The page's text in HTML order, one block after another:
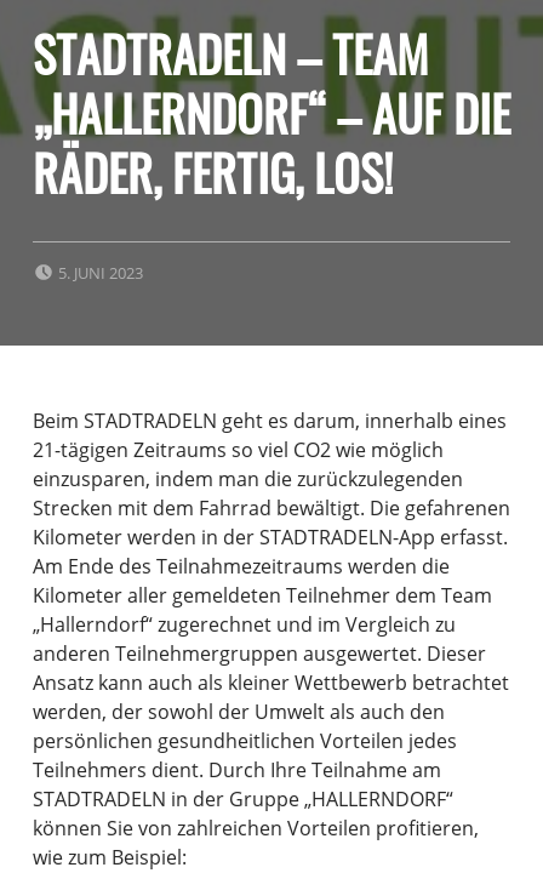
STADTRADELN – TEAM
„HALLERNDORF“ – AUF DIE
RÄDER, FERTIG, LOS!
5. JUNI 2023
Beim STADTRADELN geht es darum, innerhalb eines
21-tägigen Zeitraums so viel CO2 wie möglich
einzusparen, indem man die zurückzulegenden
Strecken mit dem Fahrrad bewältigt. Die gefahrenen
Kilometer werden in der STADTRADELN-App erfasst.
Am Ende des Teilnahmezeitraums werden die
Kilometer aller gemeldeten Teilnehmer dem Team
„Hallerndorf“ zugerechnet und im Vergleich zu
anderen Teilnehmergruppen ausgewertet. Dieser
Ansatz kann auch als kleiner Wettbewerb betrachtet
werden, der sowohl der Umwelt als auch den
persönlichen gesundheitlichen Vorteilen jedes
Teilnehmers dient. Durch Ihre Teilnahme am
STADTRADELN in der Gruppe „HALLERNDORF“
können Sie von zahlreichen Vorteilen profitieren,
wie zum Beispiel: